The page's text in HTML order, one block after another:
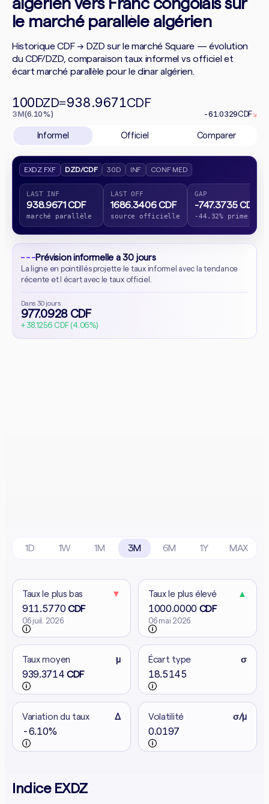
le marché parallèle algérien
Historique CDF → DZD sur le marché Square — évolution
du CDF/DZD, comparaison taux informel vs officiel et
écart marché parallèle pour le dinar algérien.
100DZD=938.9671CDF
3M(6.10%) -61.0329CDF↘
Informel Officiel Comparer
EXDZ FXF DZD/CDF 30D INF CONF MED
LAST INF
938.9671 CDF
marché parallèle
LAST OFF
1686.3406 CDF
source officielle
GAP
-747.3735 CDF
-44.32% prime
Prévision informelle à 30 jours
La ligne en pointillés projette le taux informel avec la tendance
récente et l écart avec le taux officiel.
Dans 30 jours
977.0928 CDF
+ 38.1256 CDF (4.06%)
1D 1W 1M 3M 6M 1Y MAX
Taux le plus bas ▼
911.5770 CDF
06 juil. 2026
Taux le plus élevé ▲
1000.0000 CDF
06 mai 2026
Taux moyen μ
939.3714 CDF
Écart type σ
18.5145
Variation du taux Δ
-6.10%
Volatilité σ/μ
0.0197
Indice EXDZ